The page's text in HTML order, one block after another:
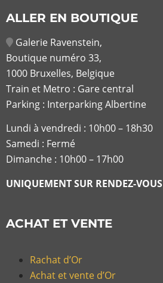
ALLER EN BOUTIQUE
Galerie Ravenstein,
Boutique numéro 33,
1000 Bruxelles, Belgique
Train et Metro : Gare central
Parking : Interparking Albertine
Lundi à vendredi : 10h00 – 18h30
Samedi : Fermé
Dimanche : 10h00 – 17h00
UNIQUEMENT SUR RENDEZ-VOUS
ACHAT ET VENTE
Rachat d’Or
Achat et vente d’Or